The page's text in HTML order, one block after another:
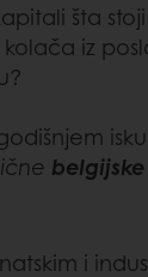
šta
iz
i